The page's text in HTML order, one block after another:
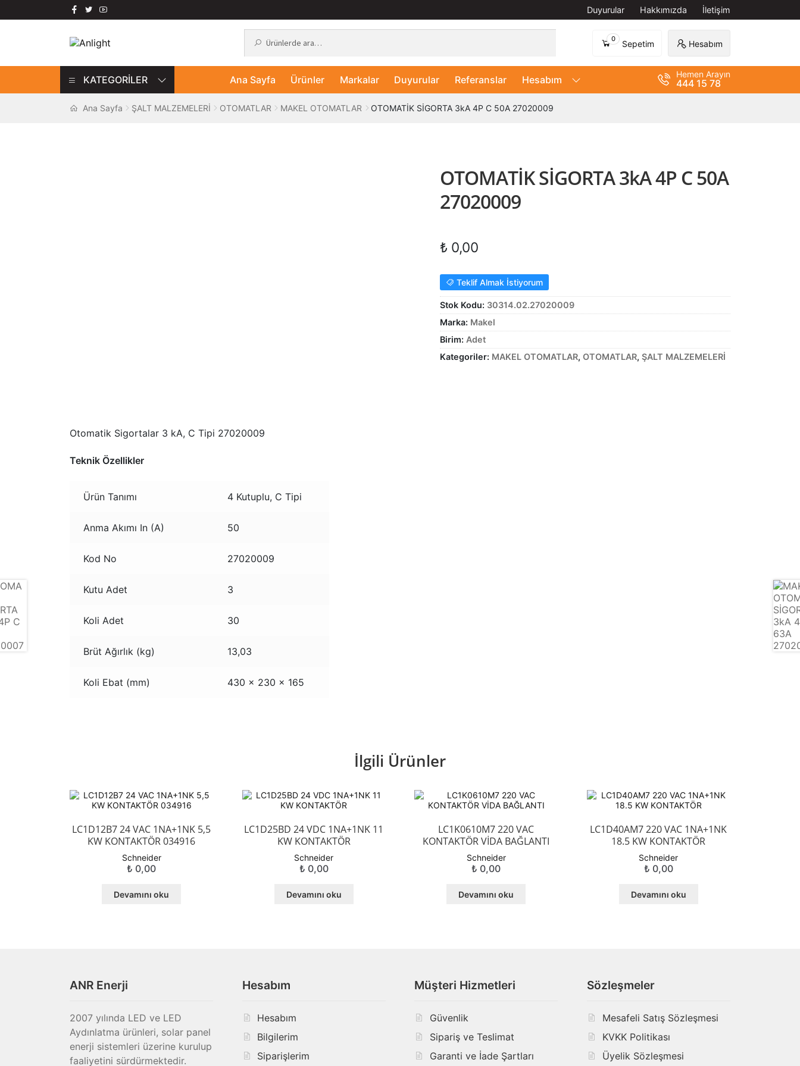
Duyurular Hakkımızda İletişim
Dolaşıma
İçeriğe
0 Sepetim Hesabım
KATEGORİLER Ana Sayfa Ürünler Markalar Duyurular Referanslar Hesabım Hemen Arayın
444 15 78
Ana Sayfa ŞALT MALZEMELERİ OTOMATLAR MAKEL OTOMATLAR OTOMATİK SİGORTA 3kA 4P C 50A 27020009
OTOMATİK SİGORTA 3kA 4P C 50A
27020009
₺ 0,00
Teklif Almak İstiyorum
Stok Kodu: 30314.02.27020009
Marka: Makel
Birim: Adet
Kategoriler: MAKEL OTOMATLAR, OTOMATLAR, ŞALT MALZEMELERİ
Otomatik Sigortalar 3 kA, C Tipi 27020009
Teknik Özellikler
Ürün Tanımı 4 Kutuplu, C Tipi
Anma Akımı In (A) 50
Kod No 27020009
Kutu Adet 3
Koli Adet 30
Brüt Ağırlık (kg) 13,03
Koli Ebat (mm) 430 x 230 x 165
İlgili Ürünler
LC1D12B7 24 VAC 1NA+1NK 5,5
KW KONTAKTÖR 034916
Schneider
₺ 0,00
Devamını oku
LC1D25BD 24 VDC 1NA+1NK 11
KW KONTAKTÖR
Schneider
₺ 0,00
Devamını oku
LC1K0610M7 220 VAC
KONTAKTÖR VİDA BAĞLANTI
Schneider
₺ 0,00
Devamını oku
LC1D40AM7 220 VAC 1NA+1NK
18.5 KW KONTAKTÖR
Schneider
₺ 0,00
Devamını oku
ANR Enerji
2007 yılında LED ve LED
Aydınlatma ürünleri, solar panel
enerji sistemleri üzerine kurulup
faaliyetini sürdürmektedir.
Hesabım
Hesabım
Bilgilerim
Siparişlerim
Müşteri Hizmetleri
Güvenlik
Sipariş ve Teslimat
Garanti ve İade Şartları
Sözleşmeler
Mesafeli Satış Sözleşmesi
KVKK Politikası
Üyelik Sözleşmesi